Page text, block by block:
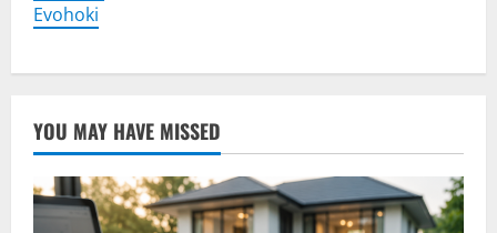
Evohoki
YOU MAY HAVE MISSED